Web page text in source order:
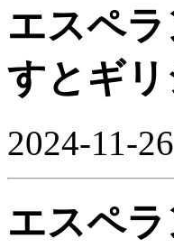
エスペ
すとギ
2024-11-
エスペ